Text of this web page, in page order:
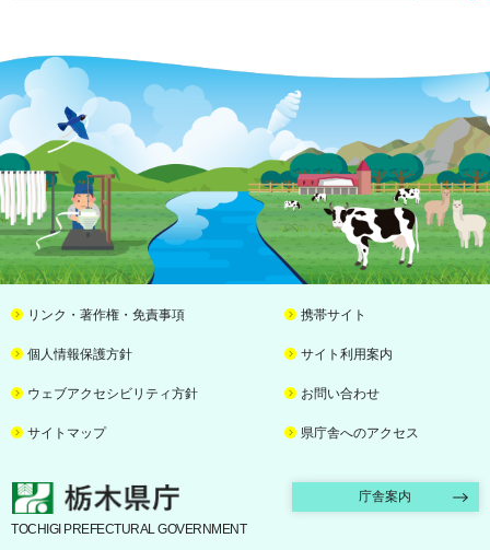
リンク・著作権・免責事項 携帯サイト
個人情報保護方針 サイト利用案内
ウェブアクセシビリティ方針 お問い合わせ
サイトマップ 県庁舎へのアクセス
栃木県庁 庁舎案内
TOCHIGI PREFECTURAL GOVERNMENT